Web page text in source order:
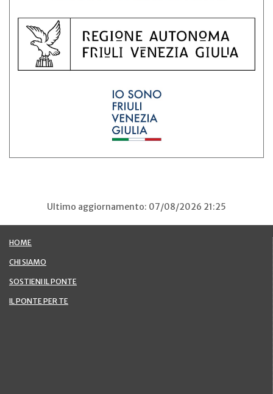
Ultimo aggiornamento: 07/08/2026 21:25
HOME
CHI SIAMO
SOSTIENI IL PONTE
IL PONTE PER TE